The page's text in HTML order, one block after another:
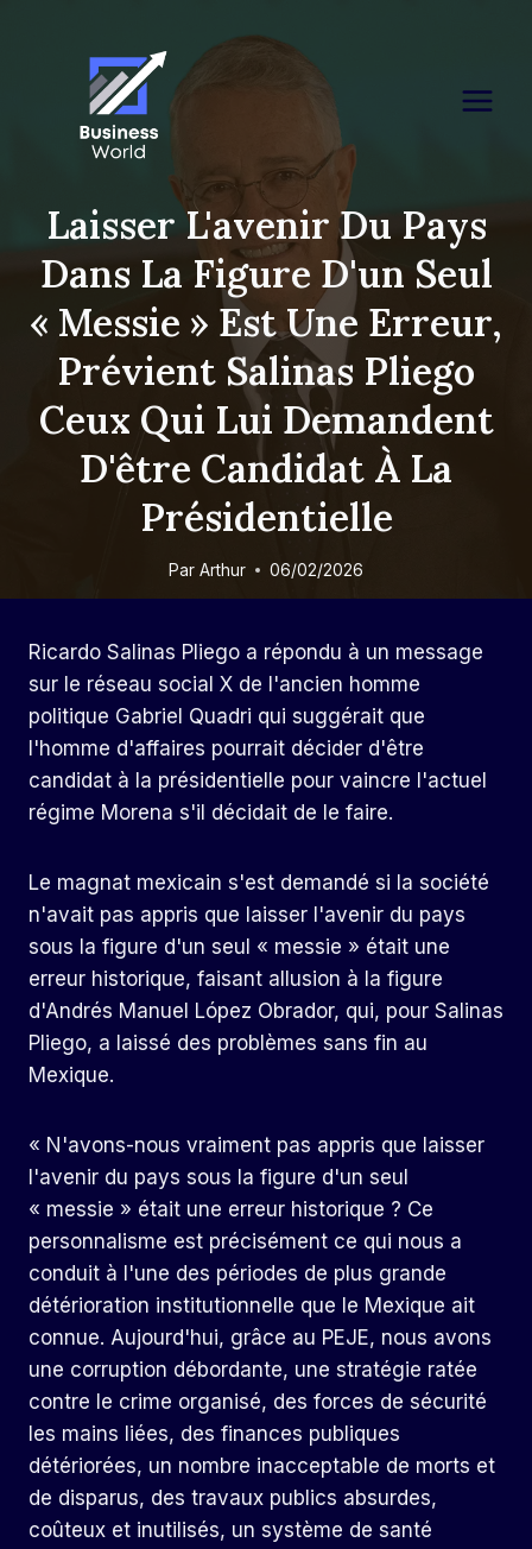
Laisser L'avenir Du Pays
Dans La Figure D'un Seul
« Messie » Est Une Erreur,
Prévient Salinas Pliego
Ceux Qui Lui Demandent
D'être Candidat À La
Présidentielle
Par Arthur 06/02/2026
Ricardo Salinas Pliego a répondu à un message
sur le réseau social X de l'ancien homme
politique Gabriel Quadri qui suggérait que
l'homme d'affaires pourrait décider d'être
candidat à la présidentielle pour vaincre l'actuel
régime Morena s'il décidait de le faire.
Le magnat mexicain s'est demandé si la société
n'avait pas appris que laisser l'avenir du pays
sous la figure d'un seul « messie » était une
erreur historique, faisant allusion à la figure
d'Andrés Manuel López Obrador, qui, pour Salinas
Pliego, a laissé des problèmes sans fin au
Mexique.
« N'avons-nous vraiment pas appris que laisser
l'avenir du pays sous la figure d'un seul
« messie » était une erreur historique ? Ce
personnalisme est précisément ce qui nous a
conduit à l'une des périodes de plus grande
détérioration institutionnelle que le Mexique ait
connue. Aujourd'hui, grâce au PEJE, nous avons
une corruption débordante, une stratégie ratée
contre le crime organisé, des forces de sécurité
les mains liées, des finances publiques
détériorées, un nombre inacceptable de morts et
de disparus, des travaux publics absurdes,
coûteux et inutilisés, un système de santé